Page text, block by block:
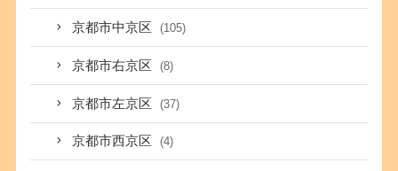
京都市中京区 (105)
京都市右京区 (8)
京都市左京区 (37)
京都市西京区 (4)